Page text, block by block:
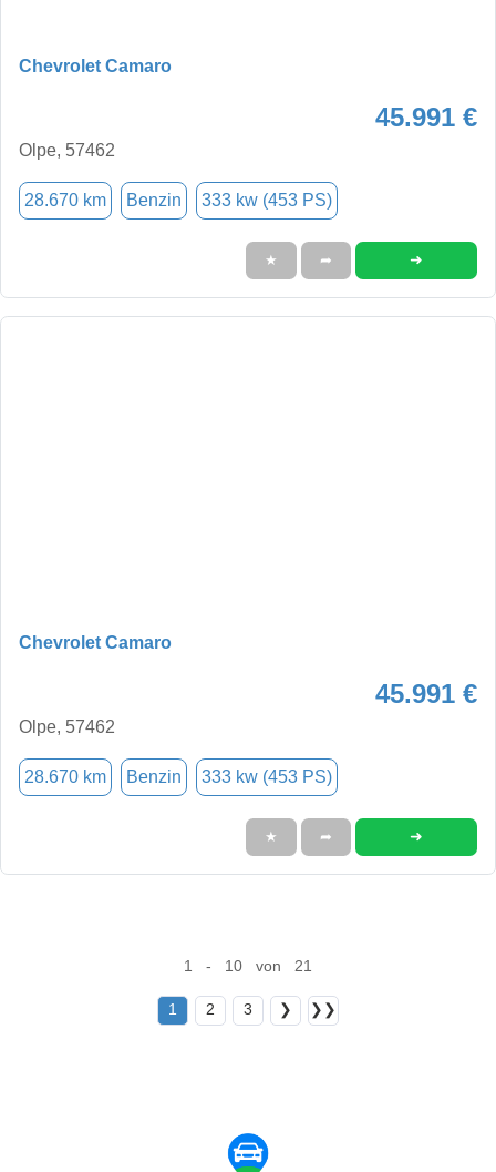
Chevrolet Camaro
45.991 €
Olpe, 57462
28.670 km Benzin 333 kw (453 PS)
★ ➦ ➜
Chevrolet Camaro
45.991 €
Olpe, 57462
28.670 km Benzin 333 kw (453 PS)
★ ➦ ➜
1 - 10 von 21
1 2 3 ❯ ❯❯